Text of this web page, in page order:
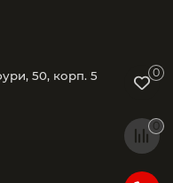
50, корп. 5
0
0